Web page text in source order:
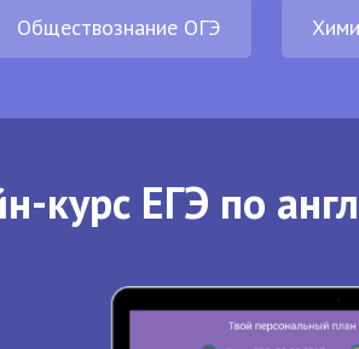
Обществознание ОГЭ
курс ЕГЭ по